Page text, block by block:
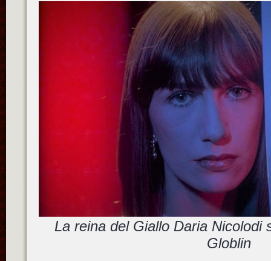
La reina del Giallo Daria Nicolodi
Globlin